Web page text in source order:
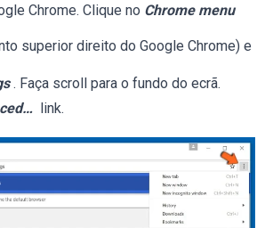
Chrome. Clique no Chrome menu
superior direito do Google Chrome) e
. Faça scroll para o fundo do ecrã.
link.